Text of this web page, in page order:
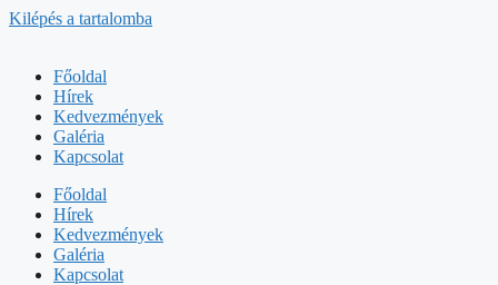
Kilépés a tartalomba
Főoldal
Hírek
Kedvezmények
Galéria
Kapcsolat
Főoldal
Hírek
Kedvezmények
Galéria
Kapcsolat